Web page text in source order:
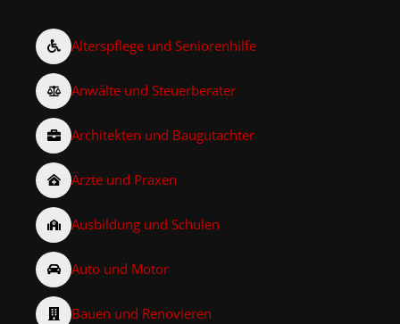
Alterspflege und Seniorenhilfe
Anwälte und Steuerberater
Architekten und Baugutachter
Ärzte und Praxen
Ausbildung und Schulen
Auto und Motor
Bauen und Renovieren